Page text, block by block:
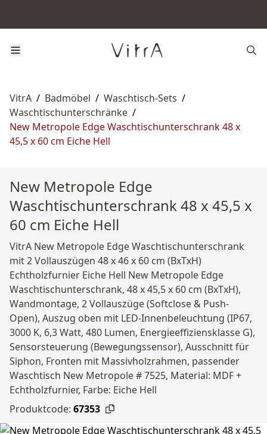
VitrA / Badmöbel / Waschtisch-Sets /
Waschtischunterschränke /
New Metropole Edge Waschtischunterschrank 48 x
45,5 x 60 cm Eiche Hell
New Metropole Edge
Waschtischunterschrank 48 x 45,5 x
60 cm Eiche Hell
VitrA New Metropole Edge Waschtischunterschrank
mit 2 Vollauszügen 48 x 46 x 60 cm (BxTxH)
Echtholzfurnier Eiche Hell New Metropole Edge
Waschtischunterschrank, 48 x 45,5 x 60 cm (BxTxH),
Wandmontage, 2 Vollauszüge (Softclose & Push-
Open), Auszug oben mit LED-Innenbeleuchtung (IP67,
3000 K, 6,3 Watt, 480 Lumen, Energieeffiziensklasse G),
Sensorsteuerung (Bewegungssensor), Ausschnitt für
Siphon, Fronten mit Massivholzrahmen, passender
Waschtisch New Metropole # 7525, Material: MDF +
Echtholzfurnier, Farbe: Eiche Hell
Produktcode: 67353